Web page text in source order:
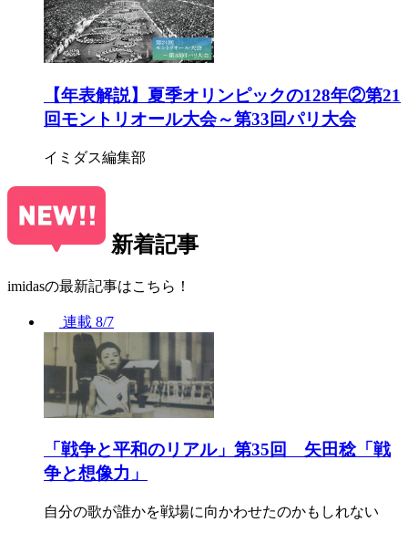
【年表解説】夏季オリンピックの128年②第21
回モントリオール大会～第33回パリ大会
イミダス編集部
新着記事
imidasの最新記事はこちら！
連載 8/7
「戦争と平和のリアル」第35回 矢田稔「戦
争と想像力」
自分の歌が誰かを戦場に向かわせたのかもしれない